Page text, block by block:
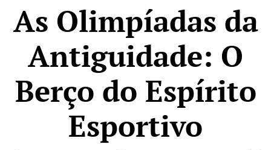
As Olimpíadas da
Antiguidade: O
Berço do Espírito
Esportivo